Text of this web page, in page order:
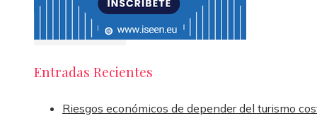
Entradas Recientes
Riesgos económicos de depender del turismo